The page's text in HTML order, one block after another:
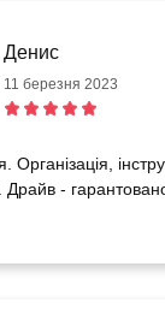
Денис
11 березня 2023
Драйв -